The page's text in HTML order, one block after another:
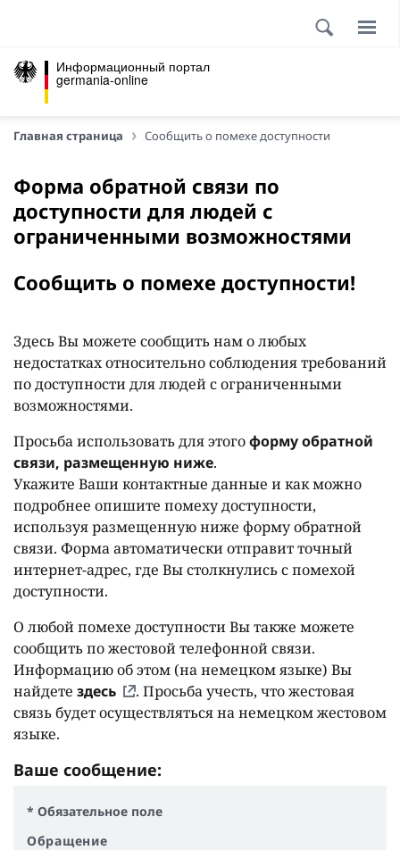
Информационный портал
germania-online
Главная страница Сообщить о помехе доступности
Форма обратной связи по
доступности для людей с
ограниченными возможностями
Сообщить о помехе доступности!
Здесь Вы можете сообщить нам о любых
недостатках относительно соблюдения требований
по доступности для людей с ограниченными
возможностями.
Просьба использовать для этогоформу обратной
связи, размещенную ниже.
Укажите Ваши контактные данные и как можно
подробнее опишите помеху доступности,
используя размещенную ниже форму обратной
связи. Форма автоматически отправит точный
интернет-адрес, где Вы столкнулись с помехой
доступности.
О любой помехе доступности Вы также можете
сообщить по жестовой телефонной связи.
Информацию об этом (на немецком языке) Вы
найдете здесь
. Просьба учесть, что жестовая
связь будет осуществляться на немецком жестовом
языке.
Ваше сообщение:
* Обязательное поле
Обращение